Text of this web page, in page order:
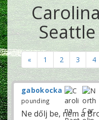
« 1 2 3 4
gabokocka
pounding
Ne dőlj be, nem a